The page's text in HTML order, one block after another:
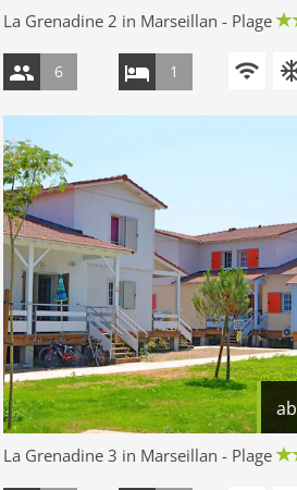
La Grenadine 2 in Marseillan - Plage
6 1
ab
La Grenadine 3 in Marseillan - Plage